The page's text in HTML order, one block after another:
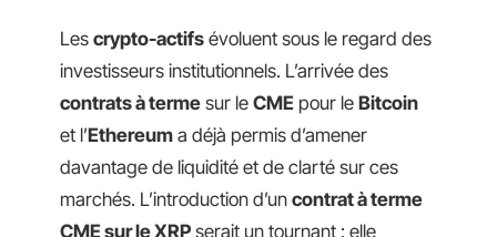
Les crypto-actifs évoluent sous le regard des
investisseurs institutionnels. L’arrivée des
contrats à terme sur le CME pour le Bitcoin
et l’Ethereum a déjà permis d’amener
davantage de liquidité et de clarté sur ces
marchés. L’introduction d’un contrat à terme
CME sur le XRP serait un tournant : elle